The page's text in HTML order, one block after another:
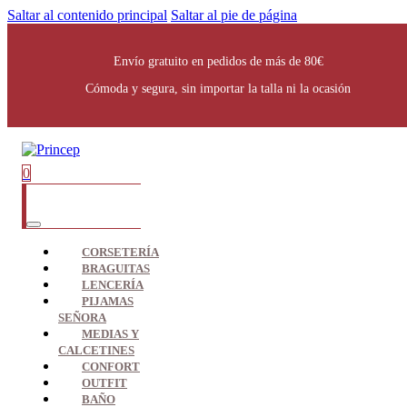
Saltar al contenido principal Saltar al pie de página
Envío gratuito en pedidos de más de 80€
Cómoda y segura, sin importar la talla ni la ocasión
0
CORSETERÍA
BRAGUITAS
LENCERÍA
PIJAMAS
SEÑORA
MEDIAS Y
CALCETINES
CONFORT
OUTFIT
BAÑO